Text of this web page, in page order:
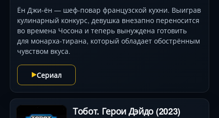
Ён Джи-ён — шеф-повар французской кухни. Выиграв
кулинарный конкурс, девушка внезапно переносится
во времена Чосона и теперь вынуждена готовить
для монарха-тирана, который обладает обострённым
чувством вкуса.
Сериал
Тобот. Герои Дэйдо (2023)